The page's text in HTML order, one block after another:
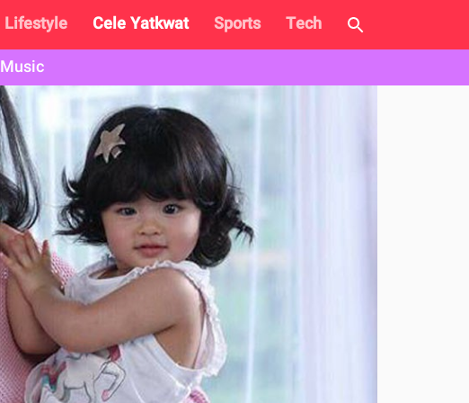
Lifestyle Cele Yatkwat Sports
Tech
Music